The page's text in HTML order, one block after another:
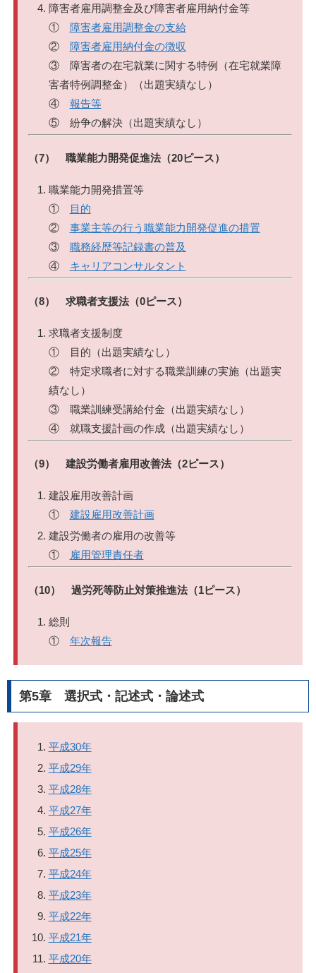
障害者雇用調整金及び障害者雇用納付金等
① 障害者雇用調整金の支給
② 障害者雇用納付金の徴収
③ 障害者の在宅就業に関する特例（在宅就業障
害者特例調整金）（出題実績なし）
④ 報告等
⑤ 紛争の解決（出題実績なし）
（7） 職業能力開発促進法（20ピース）
職業能力開発措置等
①
目的
② 事業主等の行う職業能力開発促進の措置
③ 職務経歴等記録書の普及
④ キャリアコンサルタント
（8） 求職者支援法（0ピース）
求職者支援制度
① 目的（出題実績なし）
② 特定求職者に対する職業訓練の実施（出題実
績なし）
③ 職業訓練受講給付金（出題実績なし）
④ 就職支援計画の作成（出題実績なし）
（9） 建設労働者雇用改善法（2ピース）
建設雇用改善計画
① 建設雇用改善計画
建設労働者の雇用の改善等
①
雇用管理責任者
（10） 過労死等防止対策推進法（1ピース）
総則
① 年次報告
第5章 選択式・記述式・論述式
平成30年
平成29年
平成28年
平成27年
平成26年
平成25年
平成24年
平成23年
平成22年
平成21年
平成20年